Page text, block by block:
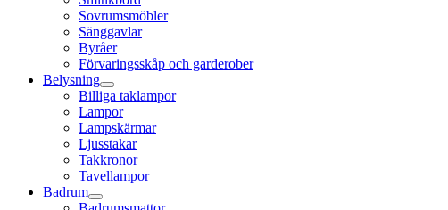
Sovrumsmöbler
Sänggavlar
Byråer
Förvaringsskåp och garderober
Belysning
Billiga taklampor
Lampor
Lampskärmar
Ljusstakar
Takkronor
Tavellampor
Badrum